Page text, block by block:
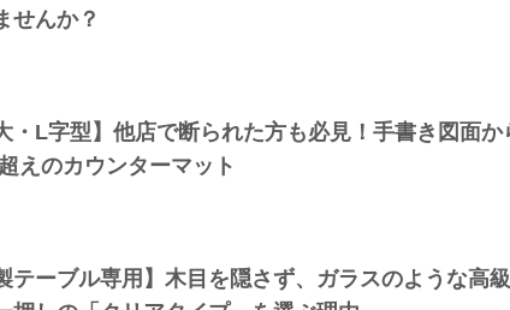
せんか？
・L字型】他店で断られた方も必見！手書き図面か
えのカウンターマット
テーブル専用】木目を隠さず、ガラスのような高級